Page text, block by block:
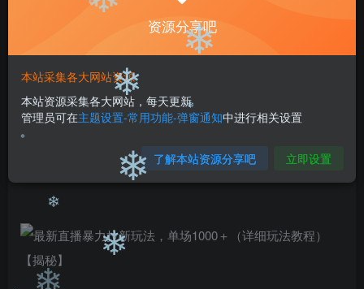
此内容为付费阅读，请付费后查看
￥ 9.9
黄金会员免费
您当前未登录！建议登陆后购买，可保存购买订单
资源分享吧
本站采集各大网站资源
本站资源采集各大网站，每天更新
管理员可在主题设置-常用功能-弹窗通知中进行相关设置
了解本站资源分享吧 立即设置
❄
❄
❄